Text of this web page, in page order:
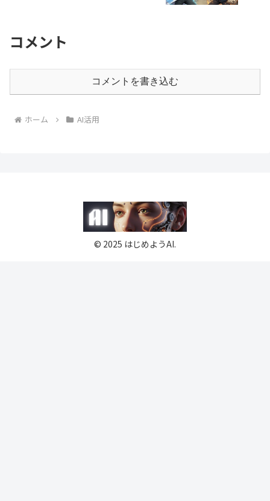
コメント
コメントを書き込む
ホーム AI活用
© 2025 はじめようAI.